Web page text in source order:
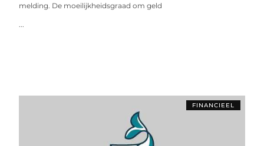
melding. De moeilijkheidsgraad om geld
...
FINANCIEEL